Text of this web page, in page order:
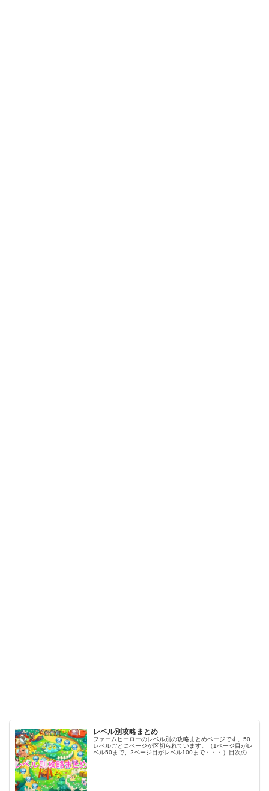
レベル別攻略まとめ
ファームヒーローのレベル別の攻略まとめページです。50
レベルごとにページが区切られています。（1ページ目がレ
ベル50まで、2ページ目がレベル100まで・・・）目次のリ